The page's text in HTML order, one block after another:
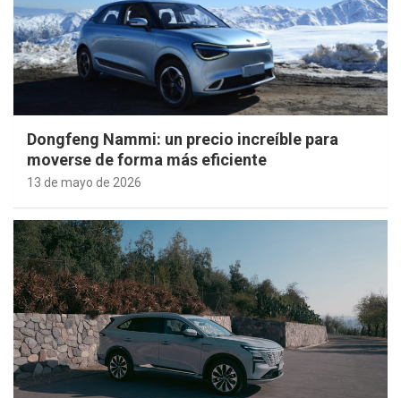
Dongfeng Nammi: un precio increíble para
moverse de forma más eficiente
13 de mayo de 2026